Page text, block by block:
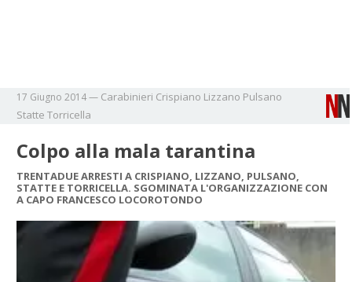
17 Giugno 2014— Carabinieri Crispiano Lizzano Pulsano
Statte Torricella
Colpo alla mala tarantina
TRENTADUE ARRESTI A CRISPIANO, LIZZANO, PULSANO,
STATTE E TORRICELLA. SGOMINATA L'ORGANIZZAZIONE CON
A CAPO FRANCESCO LOCOROTONDO